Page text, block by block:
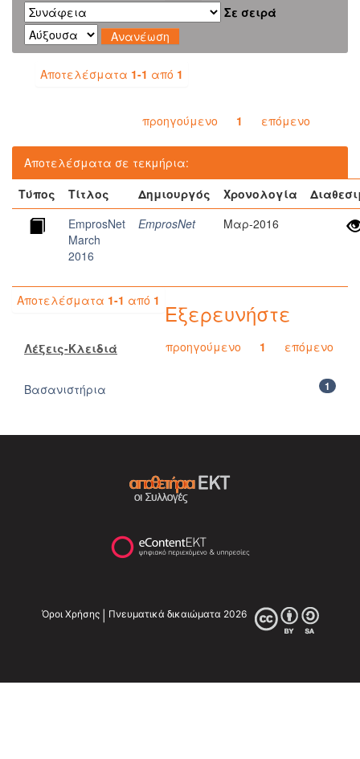
Σε σειρά
Αποτελέσματα 1-1 από 1
προηγούμενο 1 επόμενο
Αποτελέσματα σε τεκμήρια:
Τύπος
Τίτλος Δημιουργός Χρονολογία
EmprosNet
March
2016
EmprosNet Μαρ-2016
Αποτελέσματα 1-1 από 1
προηγούμενο 1 επόμενο
Εξερευνήστε
Λέξεις-Κλειδιά
1
Βασανιστήρια